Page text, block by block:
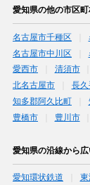
愛知県の他の市区
名古屋市千種区
名古屋市中川区
愛西市
清須市
北名古屋市
長久
知多郡阿久比町
豊橋市
豊川市
愛知県の沿線から
愛知環状鉄道 東